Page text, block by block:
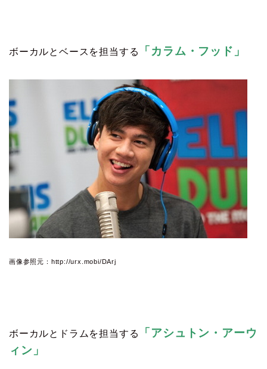
ボーカルとベースを担当する 「カラム・フッド」
画像参照元：http://urx.mobi/DArj
ボーカルとドラムを担当する
「アシュトン・アーウ
ィン」